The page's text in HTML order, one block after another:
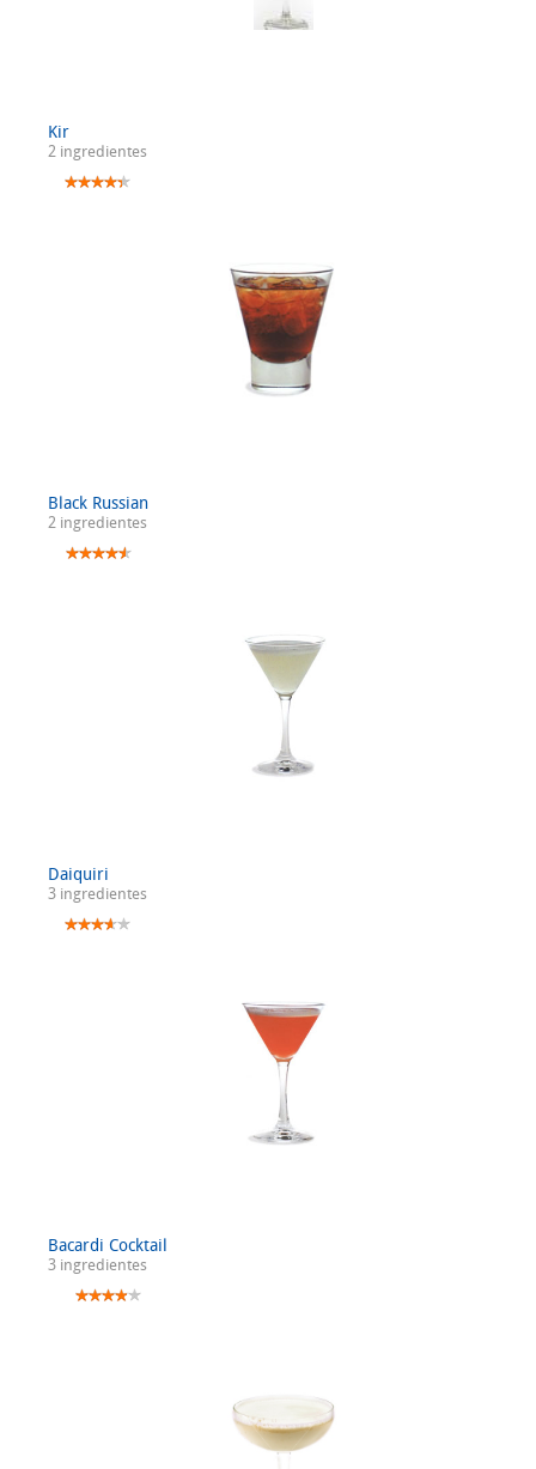
Kir
2 ingredientes
Black Russian
2 ingredientes
Daiquiri
3 ingredientes
Bacardi Cocktail
3 ingredientes